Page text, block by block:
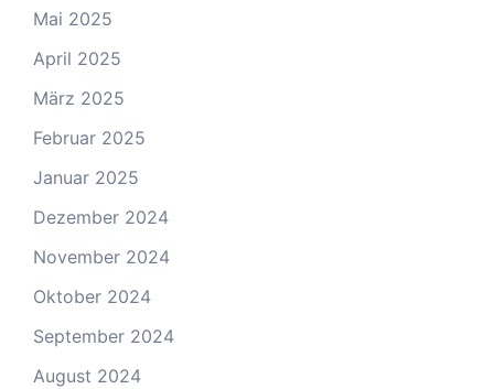
Mai 2025
April 2025
März 2025
Februar 2025
Januar 2025
Dezember 2024
November 2024
Oktober 2024
September 2024
August 2024